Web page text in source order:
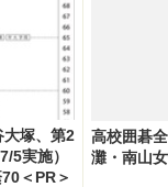
大塚、第2
5実施）
＜PR＞
高校囲碁
灘・南山